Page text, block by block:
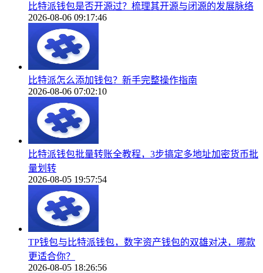
比特派钱包是否开源过？梳理其开源与闭源的发展脉络
2026-08-06 09:17:46
比特派怎么添加钱包？新手完整操作指南
2026-08-06 07:02:10
比特派钱包批量转账全教程，3步搞定多地址加密货币批
量划转
2026-08-05 19:57:54
TP钱包与比特派钱包，数字资产钱包的双雄对决，哪款
更适合你？
2026-08-05 18:26:56